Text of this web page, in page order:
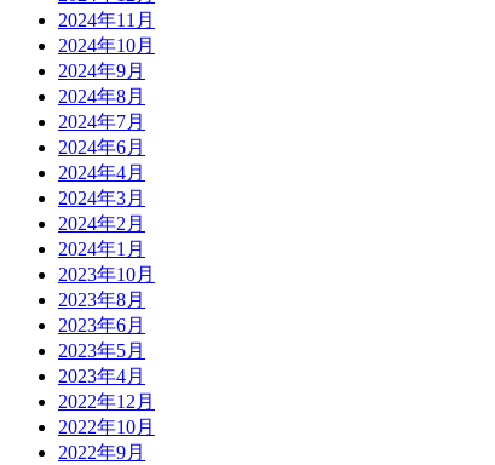
2024年11月
2024年10月
2024年9月
2024年8月
2024年7月
2024年6月
2024年4月
2024年3月
2024年2月
2024年1月
2023年10月
2023年8月
2023年6月
2023年5月
2023年4月
2022年12月
2022年10月
2022年9月